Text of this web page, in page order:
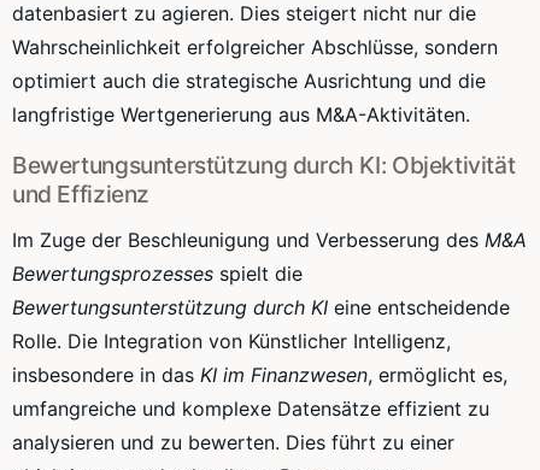
datenbasiert zu agieren. Dies steigert nicht nur die
Wahrscheinlichkeit erfolgreicher Abschlüsse, sondern
optimiert auch die strategische Ausrichtung und die
langfristige Wertgenerierung aus M&A-Aktivitäten.
Bewertungsunterstützung durch KI: Objektivität
und Effizienz
Im Zuge der Beschleunigung und Verbesserung des M&A
Bewertungsprozesses spielt die
Bewertungsunterstützung durch KI eine entscheidende
Rolle. Die Integration von Künstlicher Intelligenz,
insbesondere in das KI im Finanzwesen, ermöglicht es,
umfangreiche und komplexe Datensätze effizient zu
analysieren und zu bewerten. Dies führt zu einer